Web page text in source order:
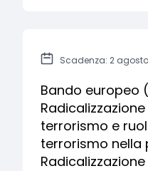
Scadenza: 2 agosto
Bando europeo
terrorismo e
terrorismo nella
Radicalizzazione